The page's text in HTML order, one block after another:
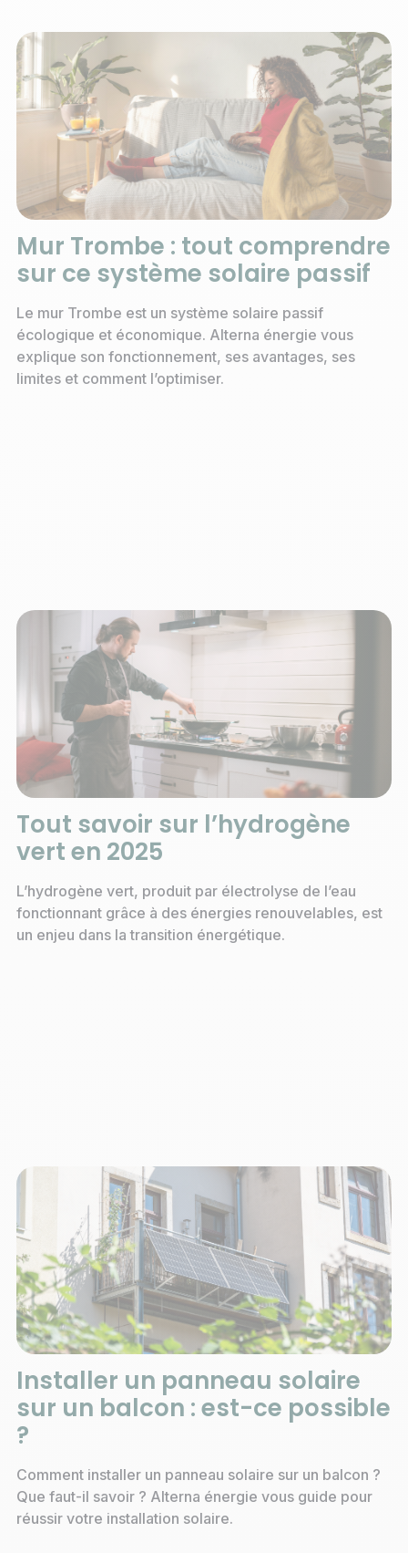
Mur Trombe : tout comprendre
sur ce système solaire passif
Le mur Trombe est un système solaire passif
écologique et économique. Alterna énergie vous
explique son fonctionnement, ses avantages, ses
limites et comment l’optimiser.
Tout savoir sur l’hydrogène
vert en 2025
L’hydrogène vert, produit par électrolyse de l’eau
fonctionnant grâce à des énergies renouvelables, est
un enjeu dans la transition énergétique.
Installer un panneau solaire
sur un balcon : est-ce possible
?
Comment installer un panneau solaire sur un balcon ?
Que faut-il savoir ? Alterna énergie vous guide pour
réussir votre installation solaire.